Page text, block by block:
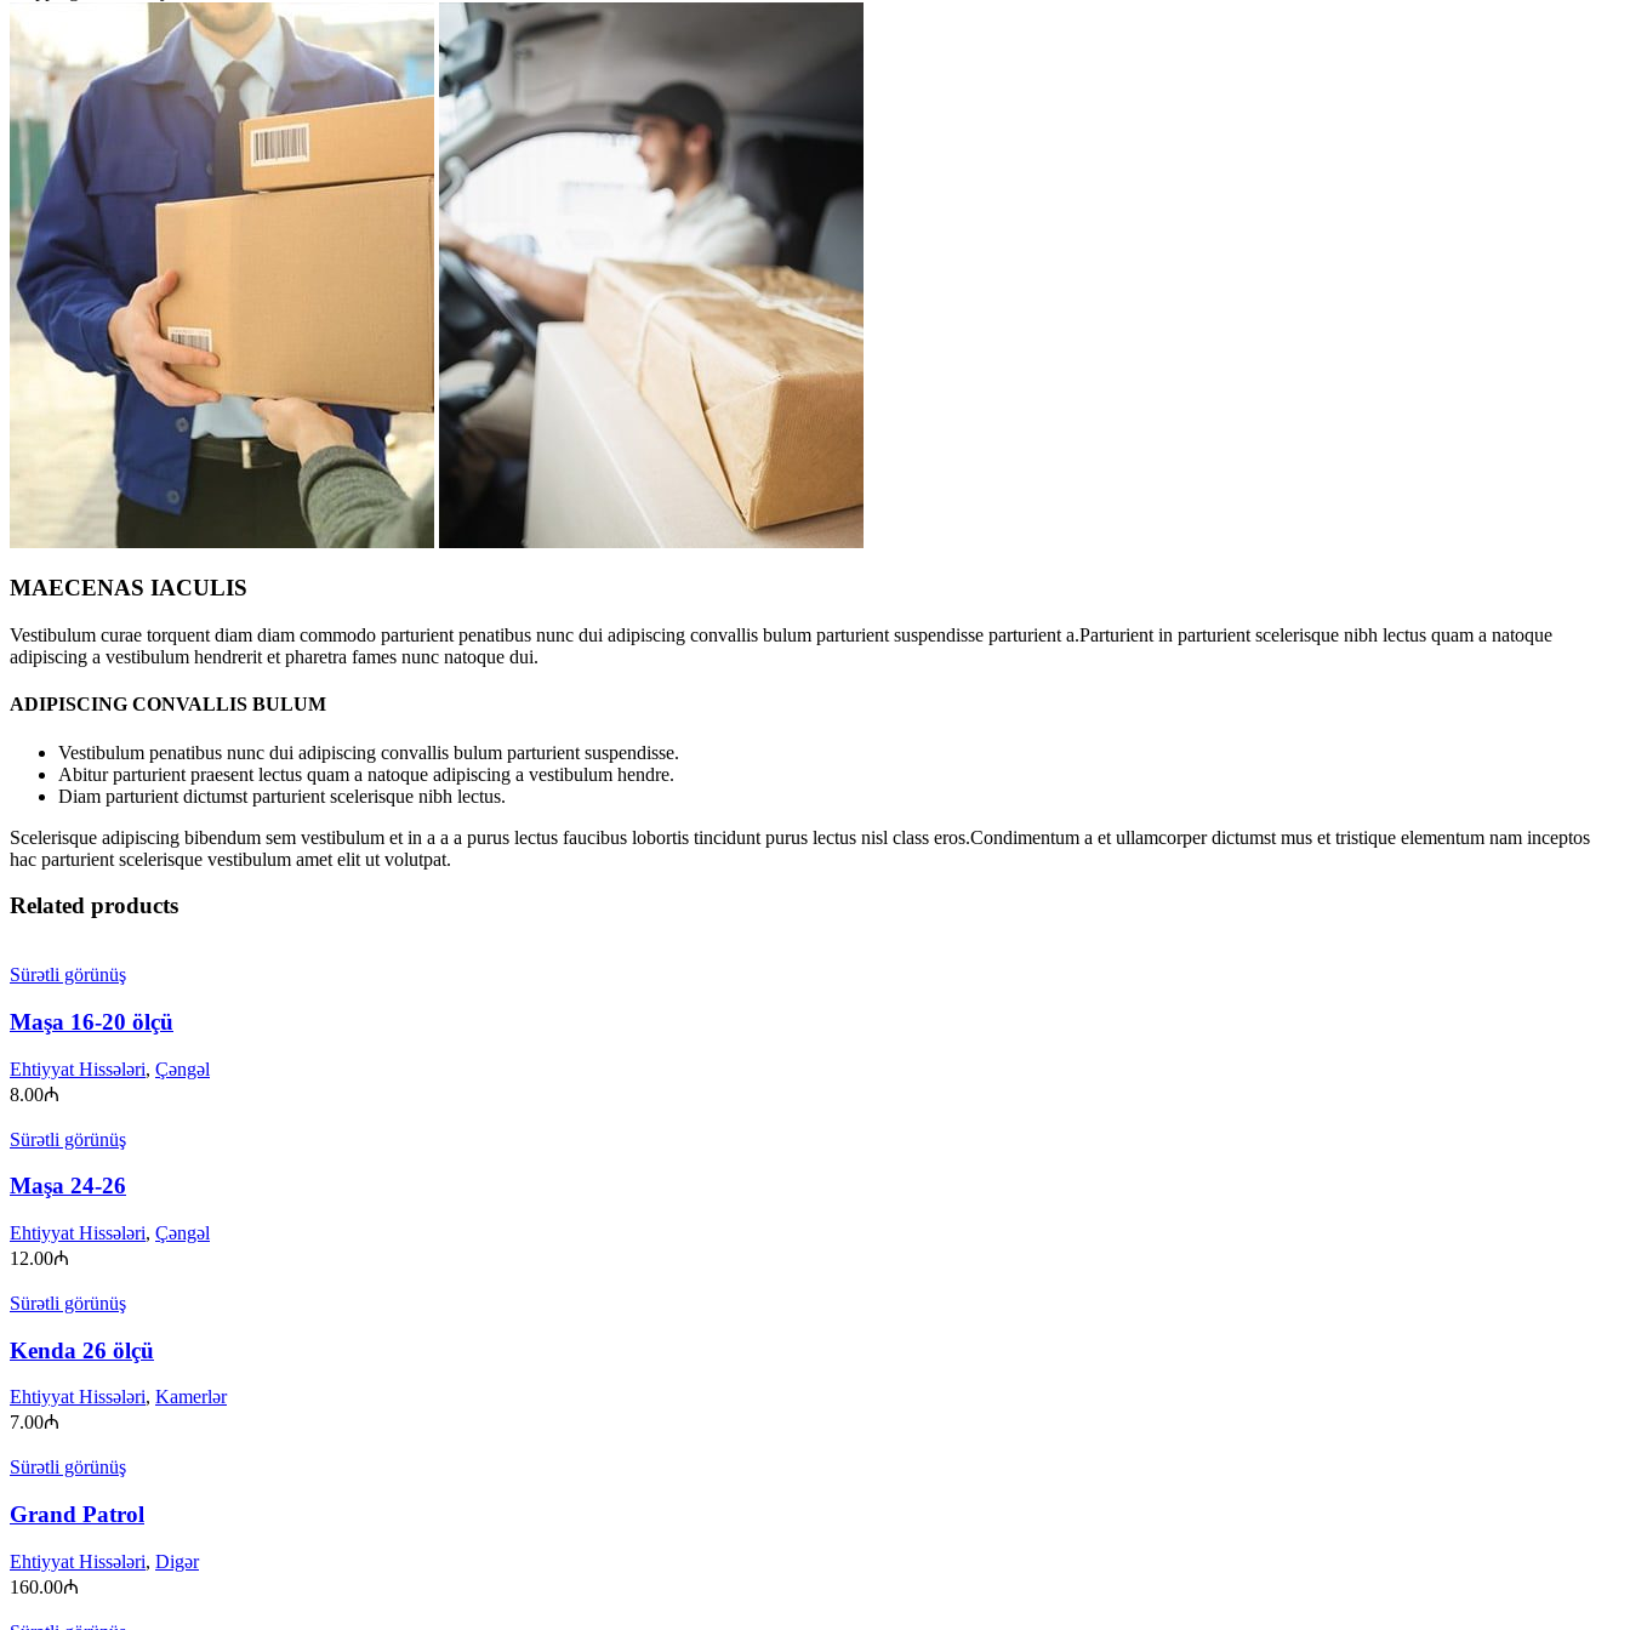
MAECENAS IACULIS
Vestibulum curae torquent diam diam commodo parturient penatibus nunc dui adipiscing convallis bulum parturient suspendisse parturient a.Parturient in parturient scelerisque nibh lectus quam a natoque
adipiscing a vestibulum hendrerit et pharetra fames nunc natoque dui.
ADIPISCING CONVALLIS BULUM
Vestibulum penatibus nunc dui adipiscing convallis bulum parturient suspendisse.
Abitur parturient praesent lectus quam a natoque adipiscing a vestibulum hendre.
Diam parturient dictumst parturient scelerisque nibh lectus.
Scelerisque adipiscing bibendum sem vestibulum et in a a a purus lectus faucibus lobortis tincidunt purus lectus nisl class eros.Condimentum a et ullamcorper dictumst mus et tristique elementum nam inceptos
hac parturient scelerisque vestibulum amet elit ut volutpat.
Related products
Sürətli görünüş
Maşa 16-20 ölçü
Ehtiyyat Hissələri, Çəngəl
8.00₼
Sürətli görünüş
Maşa 24-26
Ehtiyyat Hissələri, Çəngəl
12.00₼
Sürətli görünüş
Kenda 26 ölçü
Ehtiyyat Hissələri, Kamerlər
7.00₼
Sürətli görünüş
Grand Patrol
Ehtiyyat Hissələri, Digər
160.00₼